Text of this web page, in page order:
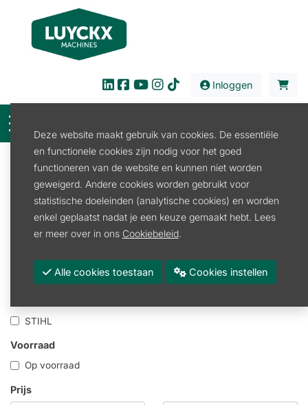
Inloggen
Filter
Onderdelen
Veiligheid
Promoties
STIHL
Voorraad
Op voorraad
Prijs
Deze website maakt gebruik van cookies. De essentiële
en functionele cookies zijn nodig voor het goed
functioneren van de website en kunnen niet worden
geweigerd. Andere cookies worden gebruikt voor
statistische doeleinden (analytische cookies) en worden
enkel geplaatst nadat je een keuze gemaakt hebt. Lees
er meer over in ons Cookiebeleid.
Alle cookies toestaan Cookies instellen